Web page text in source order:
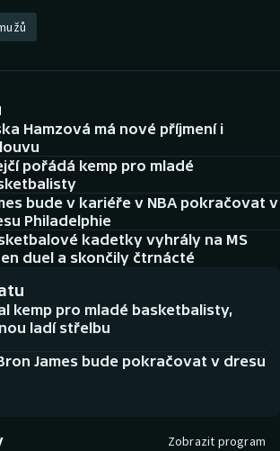
Hamzová má nové příjmení i
pořádá kemp pro mladé
bude v kariéře v NBA pokračovat v
Philadelphie
kadetky vyhrály na MS
duel a skončily čtrnácté
kemp pro mladé basketbalisty,
ladí střelbu
James bude pokračovat v dresu
Zobrazit program